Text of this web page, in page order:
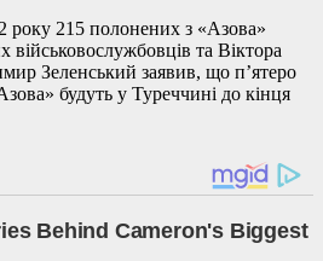
року 215 полонених з «Азова»
військовослужбовців та Віктора
Зеленський заявив, що п’ятеро
будуть у Туреччині до кінця